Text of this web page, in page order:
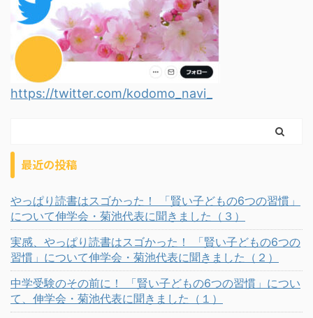
https://twitter.com/kodomo_navi_
最近の投稿
やっぱり読書はスゴかった！ 「賢い子どもの6つの習慣」
について伸学会・菊池代表に聞きました（３）
実感、やっぱり読書はスゴかった！ 「賢い子どもの6つの
習慣」について伸学会・菊池代表に聞きました（２）
中学受験のその前に！ 「賢い子どもの6つの習慣」につい
て、伸学会・菊池代表に聞きました（１）